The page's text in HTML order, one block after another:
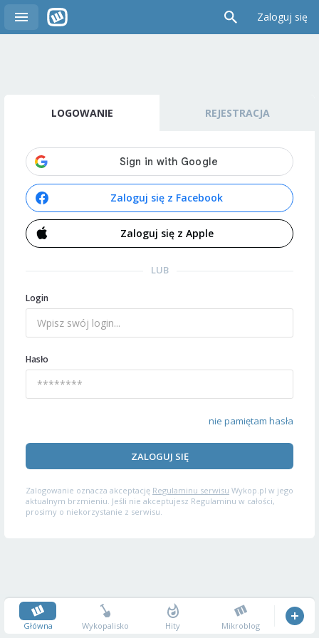
Zaloguj się
LOGOWANIE REJESTRACJA
Zaloguj się z Facebook
Zaloguj się z Apple
LUB
Login
Hasło
nie pamiętam hasła
ZALOGUJ SIĘ
Zalogowanie oznacza akceptację Regulaminu serwisu Wykop.pl w jego
aktualnym brzmieniu. Jeśli nie akceptujesz Regulaminu w całości,
prosimy o niekorzystanie z serwisu.
Główna Wykopalisko Hity Mikroblog